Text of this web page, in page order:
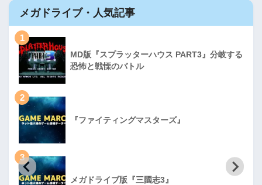
メガドライブ・人気記事
1
MD版『スプラッターハウス PART3』分岐する
恐怖と戦慄のバトル
2
『ファイティングマスターズ』
3
メガドライブ版『三國志3』